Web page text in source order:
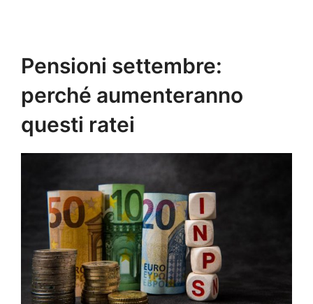
Pensioni settembre:
perché aumenteranno
questi ratei